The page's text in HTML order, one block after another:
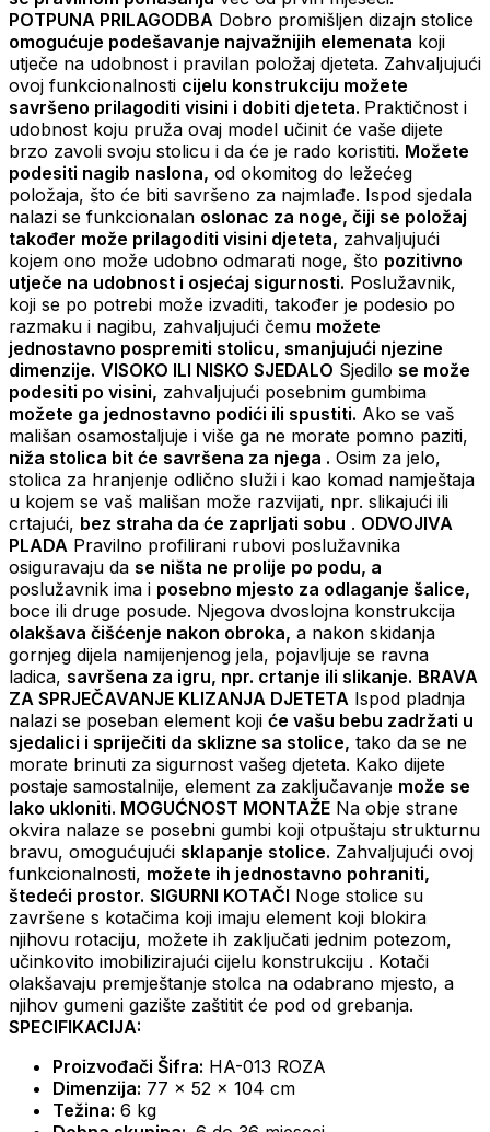
POTPUNA PRILAGODBA Dobro promišljen dizajn stolice
omogućuje podešavanje najvažnijih elemenata koji
utječe na udobnost i pravilan položaj djeteta. Zahvaljujući
ovoj funkcionalnosti cijelu konstrukciju možete
savršeno prilagoditi visini i dobiti djeteta. Praktičnost i
udobnost koju pruža ovaj model učinit će vaše dijete
brzo zavoli svoju stolicu i da će je rado koristiti. Možete
podesiti nagib naslona, ​​od okomitog do ležećeg
položaja, što će biti savršeno za najmlađe. Ispod sjedala
nalazi se funkcionalan oslonac za noge, čiji se položaj
također može prilagoditi visini djeteta, zahvaljujući
kojem ono može udobno odmarati noge, što pozitivno
utječe na udobnost i osjećaj sigurnosti. Poslužavnik,
koji se po potrebi može izvaditi, također je podesio po
razmaku i nagibu, zahvaljujući čemu možete
jednostavno pospremiti stolicu, smanjujući njezine
dimenzije. VISOKO ILI NISKO SJEDALO Sjedilo se može
podesiti po visini, zahvaljujući posebnim gumbima
možete ga jednostavno podići ili spustiti. Ako se vaš
mališan osamostaljuje i više ga ne morate pomno paziti,
niža stolica bit će savršena za njega . Osim za jelo,
stolica za hranjenje odlično služi i kao komad namještaja
u kojem se vaš mališan može razvijati, npr. slikajući ili
crtajući, bez straha da će zaprljati sobu . ODVOJIVA
PLADA Pravilno profilirani rubovi poslužavnika
osiguravaju da se ništa ne prolije po podu, a
poslužavnik ima i posebno mjesto za odlaganje šalice,
boce ili druge posude. Njegova dvoslojna konstrukcija
olakšava čišćenje nakon obroka, a nakon skidanja
gornjeg dijela namijenjenog jela, pojavljuje se ravna
ladica, savršena za igru, npr. crtanje ili slikanje. BRAVA
ZA SPRJEČAVANJE KLIZANJA DJETETA Ispod pladnja
nalazi se poseban element koji će vašu bebu zadržati u
sjedalici i spriječiti da sklizne sa stolice, tako da se ne
morate brinuti za sigurnost vašeg djeteta. Kako dijete
postaje samostalnije, element za zaključavanje može se
lako ukloniti. MOGUĆNOST MONTAŽE Na obje strane
okvira nalaze se posebni gumbi koji otpuštaju strukturnu
bravu, omogućujući sklapanje stolice. Zahvaljujući ovoj
funkcionalnosti, možete ih jednostavno pohraniti,
štedeći prostor. SIGURNI KOTAČI Noge stolice su
završene s kotačima koji imaju element koji blokira
njihovu rotaciju, možete ih zaključati jednim potezom,
učinkovito imobilizirajući cijelu konstrukciju . Kotači
olakšavaju premještanje stolca na odabrano mjesto, a
njihov gumeni gazište zaštitit će pod od grebanja.
SPECIFIKACIJA:
Proizvođači Šifra: HA-013 ROZA
Dimenzija: 77 x 52 x 104 cm
Težina: 6 kg